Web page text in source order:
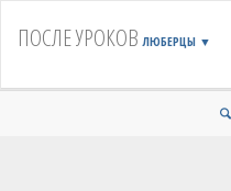
ПОСЛЕ УРОКОВЛЮБЕРЦЫ ▼